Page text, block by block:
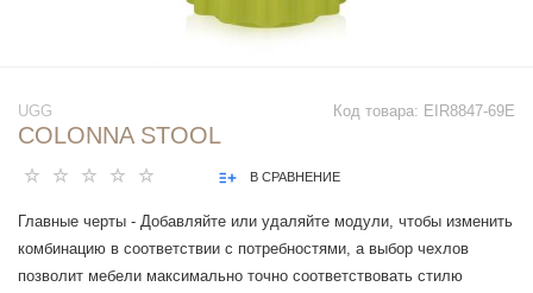
Код товара: EIR8847-69E
UGG
COLONNA STOOL
В СРАВНЕНИЕ
Главные черты - Добавляйте или удаляйте модули, чтобы изменить
комбинацию в соответствии с потребностями, а выбор чехлов
позволит мебели максимально точно соответствовать стилю